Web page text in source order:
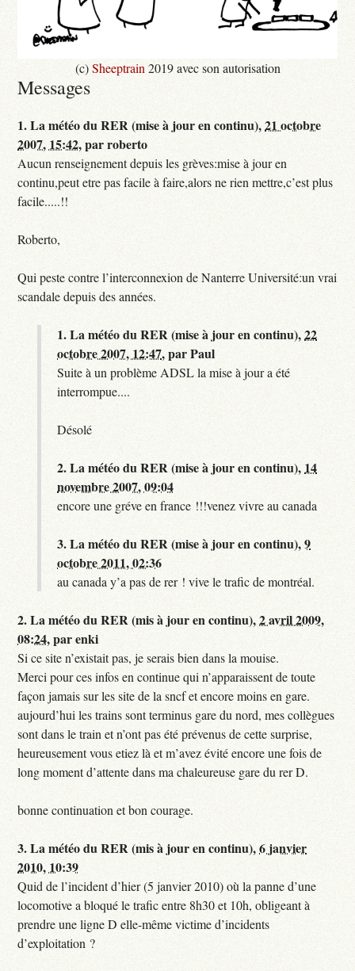
(c)Sheeptrain 2019 avec son autorisation
Messages
1.La météo du RER (mise à jour en continu),21 octobre
2007, 15:42,parroberto
Aucun renseignement depuis les grèves:mise à jour en
continu,peut etre pas facile à faire,alors ne rien mettre,c’est plus
facile.....!!
Roberto,
Qui peste contre l’interconnexion de Nanterre Université:un vrai
scandale depuis des années.
1.La météo du RER (mise à jour en continu),22
octobre 2007, 12:47,parPaul
Suite à un problème ADSL la mise à jour a été
interrompue....
Désolé
2.La météo du RER (mise à jour en continu), 14
novembre 2007, 09:04
encore une gréve en france !!!venez vivre au canada
3.La météo du RER (mise à jour en continu),9
octobre 2011, 02:36
au canada y’a pas de rer ! vive le trafic de montréal.
2.La météo du RER (mis à jour en continu),2 avril 2009,
08:24,parenki
Si ce site n’existait pas, je serais bien dans la mouise.
Merci pour ces infos en continue qui n’apparaissent de toute
façon jamais sur les site de la sncf et encore moins en gare.
aujourd’hui les trains sont terminus gare du nord, mes collègues
sont dans le train et n’ont pas été prévenus de cette surprise,
heureusement vous etiez là et m’avez évité encore une fois de
long moment d’attente dans ma chaleureuse gare du rer D.
bonne continuation et bon courage.
3.La météo du RER (mis à jour en continu),6 janvier
2010, 10:39
Quid de l’incident d’hier (5 janvier 2010) où la panne d’une
locomotive a bloqué le trafic entre 8h30 et 10h, obligeant à
prendre une ligne D elle-même victime d’incidents
d’exploitation ?